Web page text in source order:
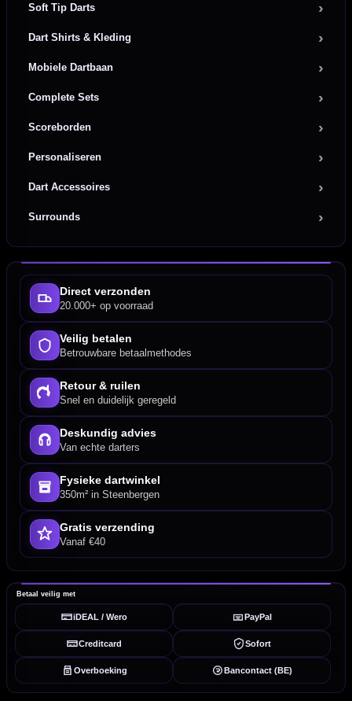
Soft Tip Darts
Dart Shirts & Kleding
Mobiele Dartbaan
Complete Sets
Scoreborden
Personaliseren
Dart Accessoires
Surrounds
Direct verzonden
20.000+ op voorraad
Veilig betalen
Betrouwbare betaalmethodes
Retour & ruilen
Snel en duidelijk geregeld
Deskundig advies
Van echte darters
Fysieke dartwinkel
350m² in Steenbergen
Gratis verzending
Vanaf €40
Betaal veilig met
iDEAL / Wero PayPal
Creditcard Sofort
Overboeking Bancontact (BE)